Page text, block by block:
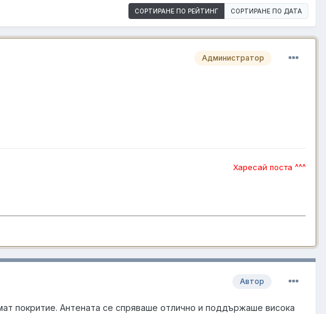
СОРТИРАНЕ ПО РЕЙТИНГ СОРТИРАНЕ ПО ДАТА
Администратор
Харесай поста ^^^
Автор
покритие. Антената се спряваше отлично и поддържаше висока